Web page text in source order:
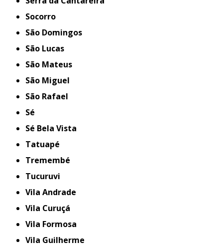
Socorro
São Domingos
São Lucas
São Mateus
São Miguel
São Rafael
Sé
Sé Bela Vista
Tatuapé
Tremembé
Tucuruvi
Vila Andrade
Vila Curuçá
Vila Formosa
Vila Guilherme